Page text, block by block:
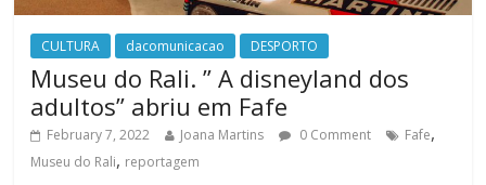
CULTURA dacomunicacao DESPORTO
Museu do Rali. ” A disneyland dos
adultos” abriu em Fafe
February 7, 2022 Joana Martins 0 Comment Fafe,
Museu do Rali, reportagem